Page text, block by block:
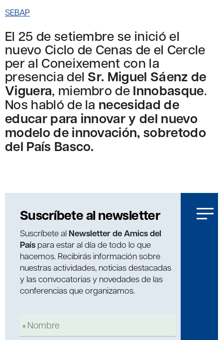
SEBAP
El 25 de setiembre se inició el
nuevo Ciclo de Cenas de el Cercle
per al Coneixement con la
presencia del Sr. Miguel Sáenz de
Viguera, miembro de Innobasque.
Nos habló de la necesidad de
educar para innovar y del nuevo
modelo de innovación, sobretodo
del País Basco.
Suscríbete al newsletter
Suscríbete al Newsletter de Amics del
País para estar al día de todo lo que
hacemos. Recibirás información sobre
nuestras actividades, noticias destacadas
y las convocatorias y novedades de las
conferencias que organizamos.